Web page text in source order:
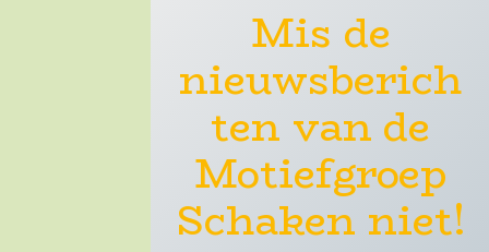
Mis de
nieuwsberich
ten van de
Motiefgroep
Schaken niet!